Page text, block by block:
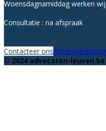
Woensdagnamiddag werken
Consultatie : na afspraak
Contacteer onsPrivacyverklaring
© 2024 advocaten-